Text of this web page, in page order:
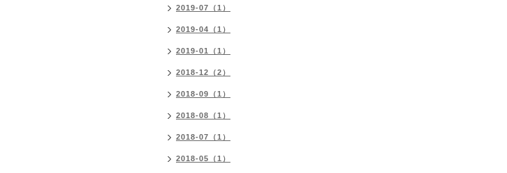
2019-07（1）
2019-04（1）
2019-01（1）
2018-12（2）
2018-09（1）
2018-08（1）
2018-07（1）
2018-05（1）